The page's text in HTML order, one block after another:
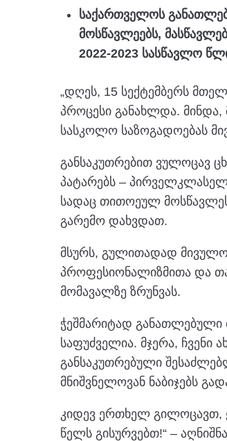
საქართველოს
მოსწავლეებს,
2022-2023 სასწავლო
„დღეს, 15 სექტემბერს
პროცესი განახლდა.
სასკოლო საზოგადოებას
განსაკუთრებით ვულოცავ
პატარებს –
სადაც თითოეულ
გარემო დახვდათ.
მსურს, გულითადად
პროფესიონალიზმითა და
მომავალზე ზრუნვას.
ჭეშმარიტად განათლებული
საფუძველია. მჯერა,
განსაკუთრებული
მნიშვნელოვან ნაბიჯებს
კიდევ ერთხელ გილოცავთ,
წელს გისურვებთ!“ –